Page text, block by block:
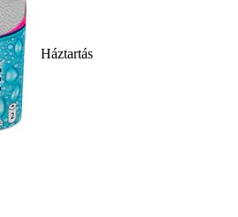
Háztartás